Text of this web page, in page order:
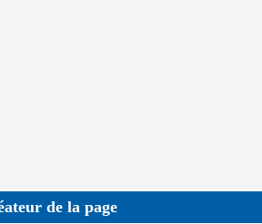
de la page